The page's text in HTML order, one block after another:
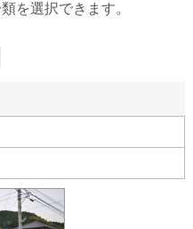
を選択できます。